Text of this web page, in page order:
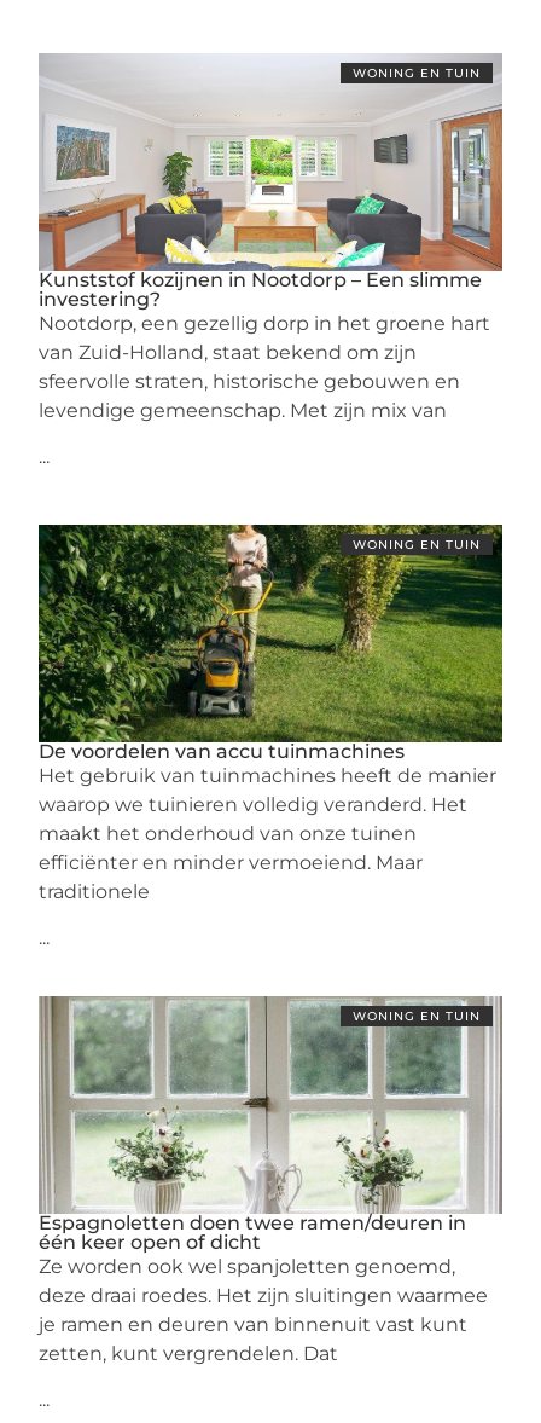
WONING EN TUIN
Kunststof kozijnen in Nootdorp – Een slimme
investering?
Nootdorp, een gezellig dorp in het groene hart
van Zuid-Holland, staat bekend om zijn
sfeervolle straten, historische gebouwen en
levendige gemeenschap. Met zijn mix van
...
WONING EN TUIN
De voordelen van accu tuinmachines
Het gebruik van tuinmachines heeft de manier
waarop we tuinieren volledig veranderd. Het
maakt het onderhoud van onze tuinen
efficiënter en minder vermoeiend. Maar
traditionele
...
WONING EN TUIN
Espagnoletten doen twee ramen/deuren in
één keer open of dicht
Ze worden ook wel spanjoletten genoemd,
deze draai roedes. Het zijn sluitingen waarmee
je ramen en deuren van binnenuit vast kunt
zetten, kunt vergrendelen. Dat
...